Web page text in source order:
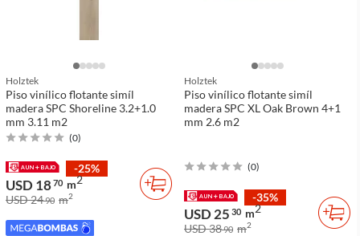
Holztek
Piso vinílico flotante simíl
madera SPC Shoreline 3.2+1.0
mm 3.11 m2
(0)
-25%
USD 1870 m2
USD 2490 m2
Holztek
Piso vinílico flotante simíl
madera SPC XL Oak Brown 4+1
mm 2.6 m2
(0)
-35%
USD 25 30 m2
USD 3890 m2